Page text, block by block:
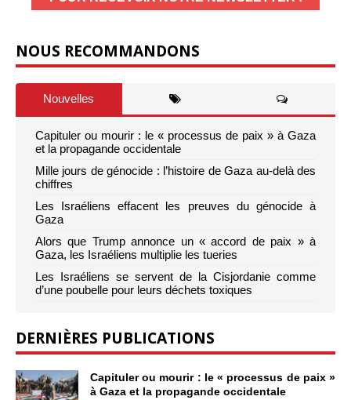
NOUS RECOMMANDONS
Nouvelles
Capituler ou mourir : le « processus de paix » à Gaza
et la propagande occidentale
Mille jours de génocide : l’histoire de Gaza au-delà des
chiffres
Les Israéliens effacent les preuves du génocide à
Gaza
Alors que Trump annonce un « accord de paix » à
Gaza, les Israéliens multiplie les tueries
Les Israéliens se servent de la Cisjordanie comme
d’une poubelle pour leurs déchets toxiques
DERNIÈRES PUBLICATIONS
Capituler ou mourir : le « processus de paix »
à Gaza et la propagande occidentale